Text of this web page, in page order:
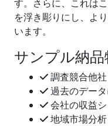
す。さらに、これは
を浮き彫りにし、よ
います。
サンプル納
調査競合他
過去のデー
会社の収益
地域市場分析